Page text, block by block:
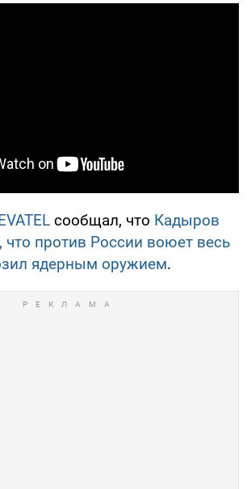
сообщал, что Кадыров
что против России воюет весь
ядерным оружием.